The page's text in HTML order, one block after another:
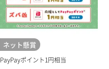
ネット懸賞
PayPayポイント1円相当